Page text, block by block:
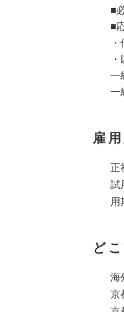
■
■
一
一
雇
正
試
用
ど
海
京